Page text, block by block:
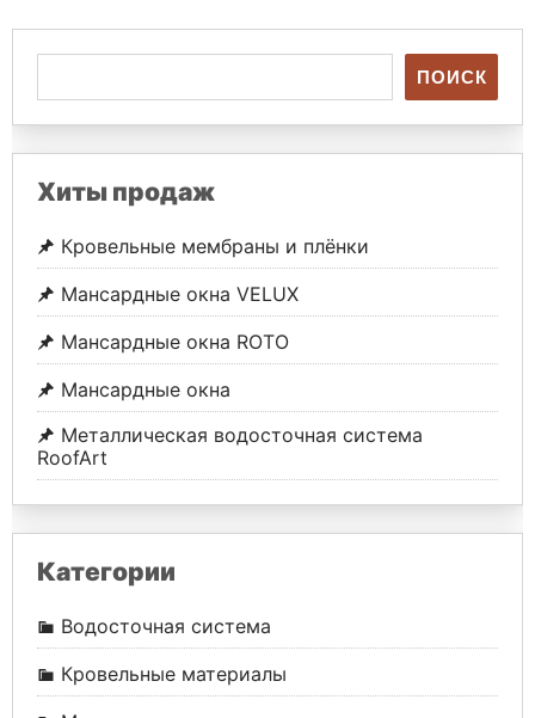
ПОИСК
Хиты продаж
Кровельные мембраны и плёнки
Мансардные окна VELUX
Мансардные окна ROTO
Мансардные окна
Металлическая водосточная система
RoofArt
Категории
Водосточная система
Кровельные материалы